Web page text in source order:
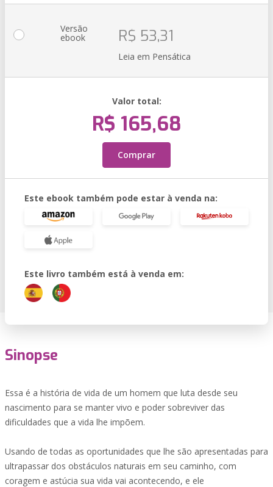
Versão
ebook R$ 53,31
Leia em Pensática
Valor total:
R$ 165,68
Comprar
Este ebook também pode estar à venda na:
Este livro também está à venda em:
Sinopse
Essa é a história de vida de um homem que luta desde seu
nascimento para se manter vivo e poder sobreviver das
dificuldades que a vida lhe impõem.
Usando de todas as oportunidades que lhe são apresentadas para
ultrapassar dos obstáculos naturais em seu caminho, com
coragem e astúcia sua vida vai acontecendo, e ele